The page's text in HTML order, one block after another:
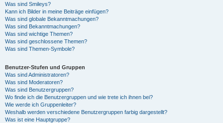
Was sind Smileys?
Kann ich Bilder in meine Beiträge einfügen?
Was sind globale Bekanntmachungen?
Was sind Bekanntmachungen?
Was sind wichtige Themen?
Was sind geschlossene Themen?
Was sind Themen-Symbole?
Benutzer-Stufen und Gruppen
Was sind Administratoren?
Was sind Moderatoren?
Was sind Benutzergruppen?
Wo finde ich die Benutzergruppen und wie trete ich ihnen bei?
Wie werde ich Gruppenleiter?
Weshalb werden verschiedene Benutzergruppen farbig dargestellt?
Was ist eine Hauptgruppe?